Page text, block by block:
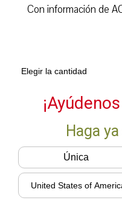
Con información de